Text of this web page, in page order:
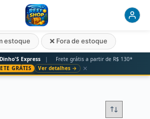
Dinho'S Express |
Frete grátis a partir de R$ 130*
GRÁTIS
Ver detalhes → ✕
estoque ❌ Fora de estoque